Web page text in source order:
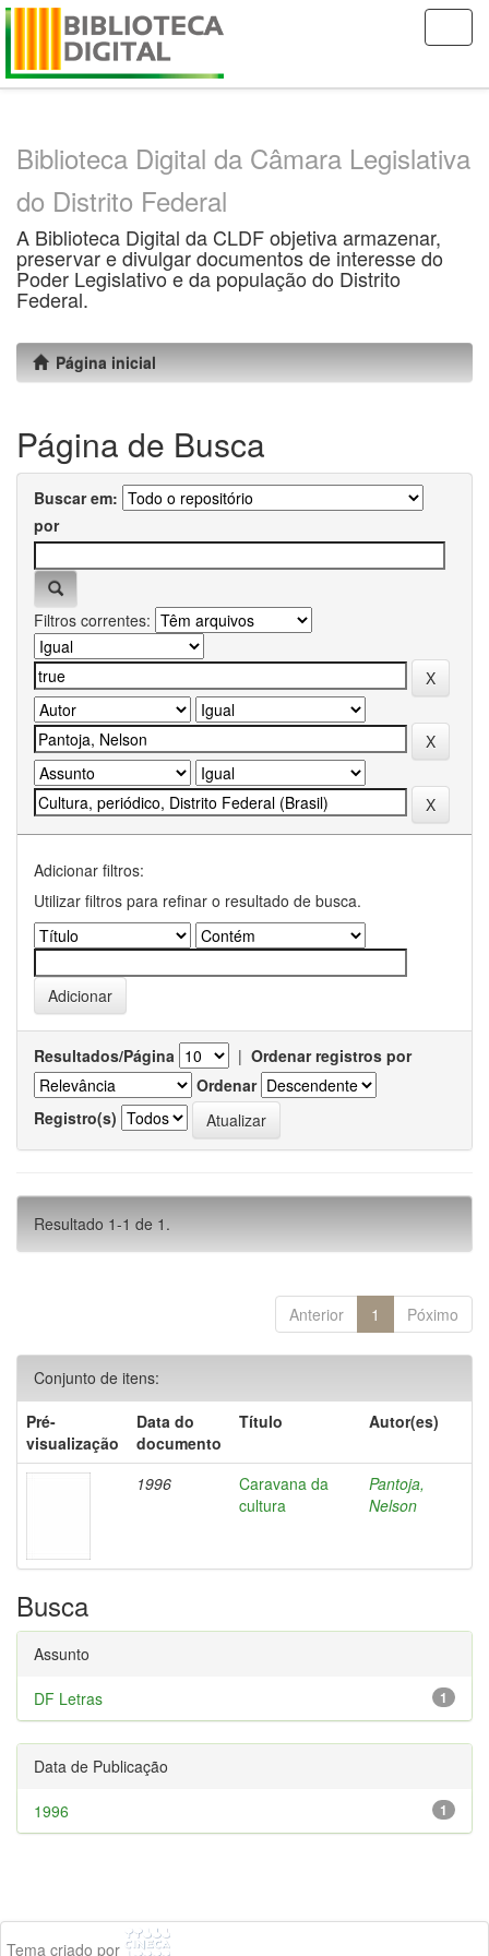
Skip
Biblioteca Digital da Câmara Legislativa
do Distrito Federal
A Biblioteca Digital da CLDF objetiva armazenar,
preservar e divulgar documentos de interesse do
Poder Legislativo e da população do Distrito
Federal.
Página inicial
Página de Busca
Buscar em:
por
Filtros correntes:
Adicionar filtros:
Utilizar filtros para refinar o resultado de busca.
Resultados/Página | Ordenar registros por
Ordenar
Registro(s)
Resultado 1-1 de 1.
Anterior 1 Póximo
Conjunto de itens:
Pré-
visualização
Data do
documento
Título Autor(es)
1996
Caravana da
cultura
Pantoja,
Nelson
Busca
Assunto
1
DF Letras
Data de Publicação
1
1996
Tema criado por